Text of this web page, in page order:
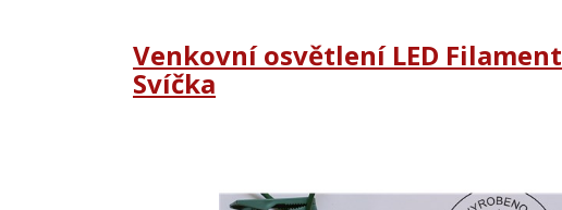
Venkovní osvětlení LED Filament
Svíčka